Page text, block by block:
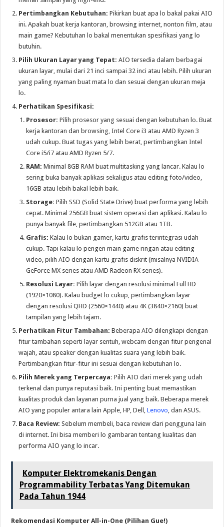
Pertimbangkan Kebutuhan: Pikirkan buat apa lo bakal pakai AIO
ini. Apakah buat kerja kantoran, browsing internet, nonton film, atau
main game? Kebutuhan lo bakal menentukan spesifikasi yang lo
butuhin.
Pilih Ukuran Layar yang Tepat: AIO tersedia dalam berbagai
ukuran layar, mulai dari 21 inci sampai 32 inci atau lebih. Pilih ukuran
yang paling nyaman buat mata lo dan sesuai dengan ukuran meja
lo.
Perhatikan Spesifikasi:
Prosesor: Pilih prosesor yang sesuai dengan kebutuhan lo. Buat
kerja kantoran dan browsing, Intel Core i3 atau AMD Ryzen 3
udah cukup. Buat tugas yang lebih berat, pertimbangkan Intel
Core i5/i7 atau AMD Ryzen 5/7.
RAM: Minimal 8GB RAM buat multitasking yang lancar. Kalau lo
sering buka banyak aplikasi sekaligus atau editing foto/video,
16GB atau lebih bakal lebih baik.
Storage: Pilih SSD (Solid State Drive) buat performa yang lebih
cepat. Minimal 256GB buat sistem operasi dan aplikasi. Kalau lo
punya banyak file, pertimbangkan 512GB atau 1TB.
Grafis: Kalau lo bukan gamer, kartu grafis terintegrasi udah
cukup. Tapi kalau lo pengen main game ringan atau editing
video, pilih AIO dengan kartu grafis diskrit (misalnya NVIDIA
GeForce MX series atau AMD Radeon RX series).
Resolusi Layar: Pilih layar dengan resolusi minimal Full HD
(1920×1080). Kalau budget lo cukup, pertimbangkan layar
dengan resolusi QHD (2560×1440) atau 4K (3840×2160) buat
tampilan yang lebih tajam.
Perhatikan Fitur Tambahan: Beberapa AIO dilengkapi dengan
fitur tambahan seperti layar sentuh, webcam dengan fitur pengenal
wajah, atau speaker dengan kualitas suara yang lebih baik.
Pertimbangkan fitur-fitur ini sesuai dengan kebutuhan lo.
Pilih Merek yang Terpercaya: Pilih AIO dari merek yang udah
terkenal dan punya reputasi baik. Ini penting buat memastikan
kualitas produk dan layanan purna jual yang baik. Beberapa merek
AIO yang populer antara lain Apple, HP, Dell,Lenovo , dan ASUS.
Baca Review: Sebelum membeli, baca review dari pengguna lain
di internet. Ini bisa memberi lo gambaran tentang kualitas dan
performa AIO yang lo incar.
Komputer Elektromekanis Dengan
Programmability Terbatas Yang Ditemukan
Pada Tahun 1944
Rekomendasi Komputer All-in-One (Pilihan Gue!)